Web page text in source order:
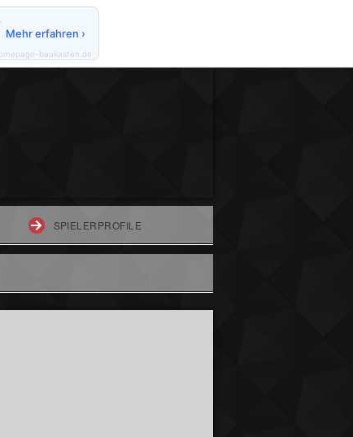
SPIELERPROFILE
Mehr erfahren ›
baukasten.de